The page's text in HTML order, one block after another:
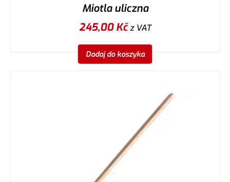
Miotla uliczna
245,00Kčz VAT
Dodaj do koszyka